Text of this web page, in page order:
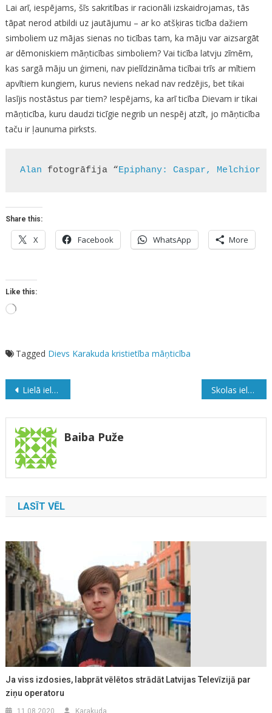
Lai arī, iespējams, šīs sakritības ir racionāli izskaidrojamas, tās
tāpat nerod atbildi uz jautājumu – ar ko atšķiras ticība dažiem
simboliem uz mājas sienas no ticības tam, ka māju var aizsargāt
ar dēmoniskiem māņticības simboliem? Vai ticība latvju zīmēm,
kas sargā māju un ģimeni, nav pielīdzināma ticībai trīs ar mītiem
apvītiem kungiem, kurus neviens nekad nav redzējis, bet tikai
lasījis nostāstus par tiem? Iespējams, ka arī ticība Dievam ir tikai
māņticība, kuru daudzi ticīgie negrib un nespēj atzīt, jo māņticība
taču ir ļaunuma pirksts.
Alan fotogrāfija “Epiphany: Caspar, Melchior
Share this:
X Facebook WhatsApp More
Like this:
Loading…
Tagged Dievs Karakuda kristietība māņticība
Ziņu
Lielā iela Jelgavā Skolas iela
Baiba Puže
LASĪT VĒL
Ja viss izdosies, labprāt vēlētos strādāt Latvijas Televīzijā par
ziņu operatoru
11.08.2020 Karakuda